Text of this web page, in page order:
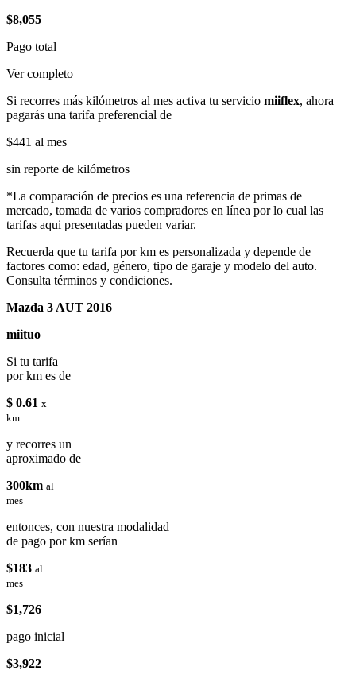
$8,055
Pago total
Ver completo
Si recorres más kilómetros al mes activa tu servicio miiflex, ahora
pagarás una tarifa preferencial de
$441 al mes
sin reporte de kilómetros
*La comparación de precios es una referencia de primas de
mercado, tomada de varios compradores en línea por lo cual las
tarifas aqui presentadas pueden variar.
Recuerda que tu tarifa por km es personalizada y depende de
factores como: edad, género, tipo de garaje y modelo del auto.
Consulta términos y condiciones.
Mazda 3 AUT 2016
miituo
Si tu tarifa
por km es de
$ 0.61 x
km
y recorres un
aproximado de
300km al
mes
entonces, con nuestra modalidad
de pago por km serían
$183 al
mes
$1,726
pago inicial
$3,922